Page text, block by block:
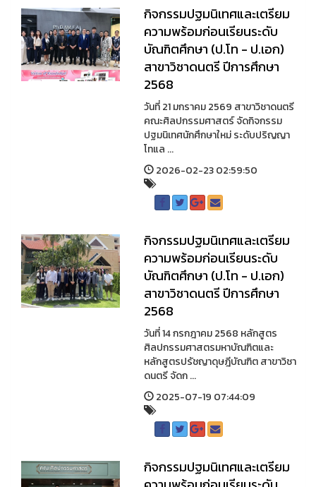
กิจกรรมปฐมนิเทศและเตรียม
ความพร้อมก่อนเรียนระดับ
บัณฑิตศึกษา (ป.โท - ป.เอก)
สาขาวิชาดนตรี ปีการศึกษา
2568
วันที่ 21 มกราคม 2569 สาขาวิชาดนตรี
คณะศิลปกรรมศาสตร์ จัดกิจกรรม
ปฐมนิเทศนักศึกษาใหม่ ระดับปริญญา
โทแล ...
2026-02-23 02:59:50
กิจกรรมปฐมนิเทศและเตรียม
ความพร้อมก่อนเรียนระดับ
บัณฑิตศึกษา (ป.โท - ป.เอก)
สาขาวิชาดนตรี ปีการศึกษา
2568
วันที่ 14 กรกฎาคม 2568 หลักสูตร
ศิลปกรรมศาสตรมหาบัณฑิตและ
หลักสูตรปรัชญาดุษฎีบัณฑิต สาขาวิชา
ดนตรี จัดก ...
2025-07-19 07:44:09
กิจกรรมปฐมนิเทศและเตรียม